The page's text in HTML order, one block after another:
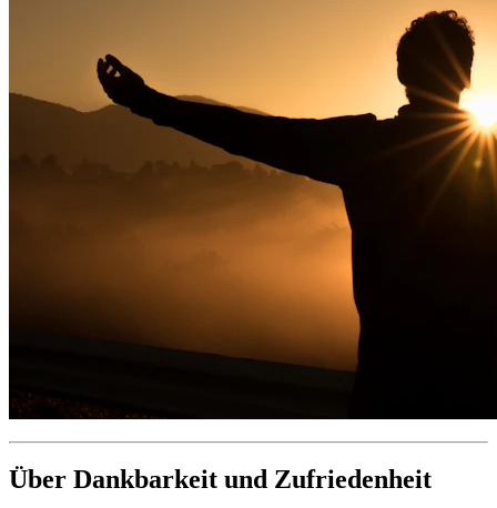
Über Dankbarkeit und Zufriedenheit